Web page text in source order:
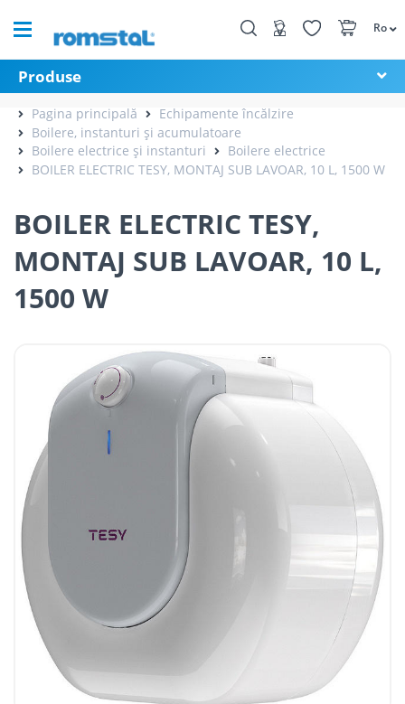
Ro
Produse
Pagina principală
Echipamente încălzire
Boilere, instanturi și acumulatoare
Boilere electrice și instanturi
Boilere electrice
BOILER ELECTRIC TESY, MONTAJ SUB LAVOAR, 10 L, 1500 W
BOILER ELECTRIC TESY,
MONTAJ SUB LAVOAR, 10 L,
1500 W